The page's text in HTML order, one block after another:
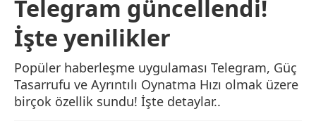
Telegram güncellendi!
İşte yenilikler
Popüler haberleşme uygulaması Telegram, Güç
Tasarrufu ve Ayrıntılı Oynatma Hızı olmak üzere
birçok özellik sundu! İşte detaylar..